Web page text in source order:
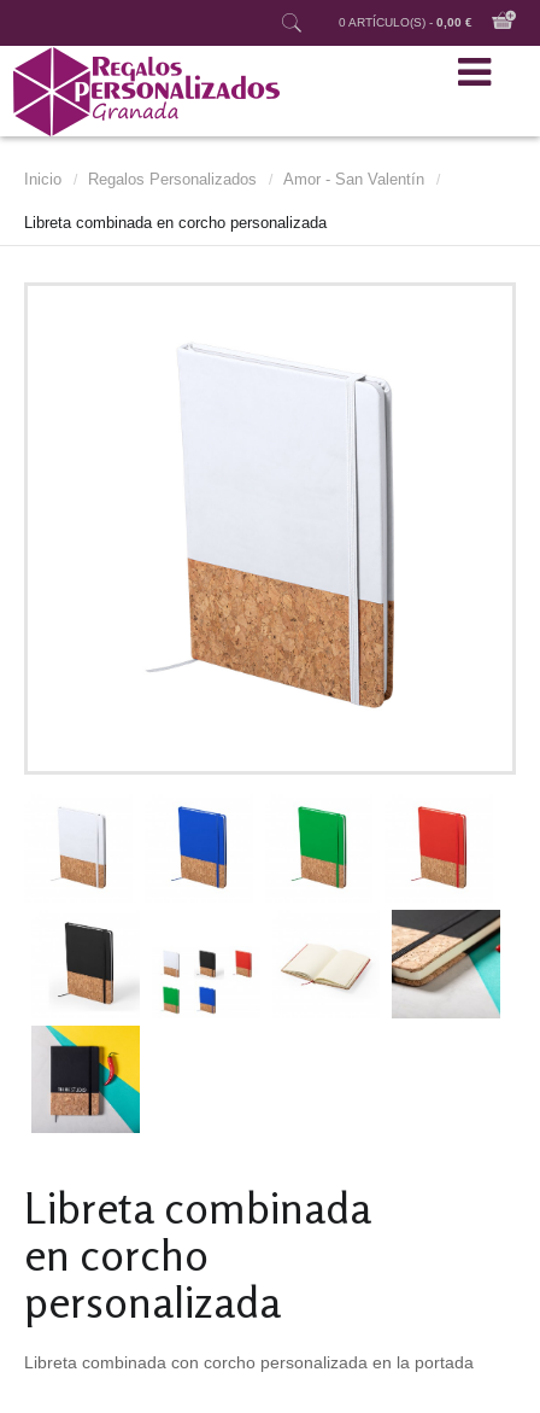
0 ARTÍCULO(S) - 0,00 €
Inicio / Regalos Personalizados / Amor - San Valentín /
Libreta combinada en corcho personalizada
Libreta combinada
en corcho
personalizada
Libreta combinada con corcho personalizada en la portada